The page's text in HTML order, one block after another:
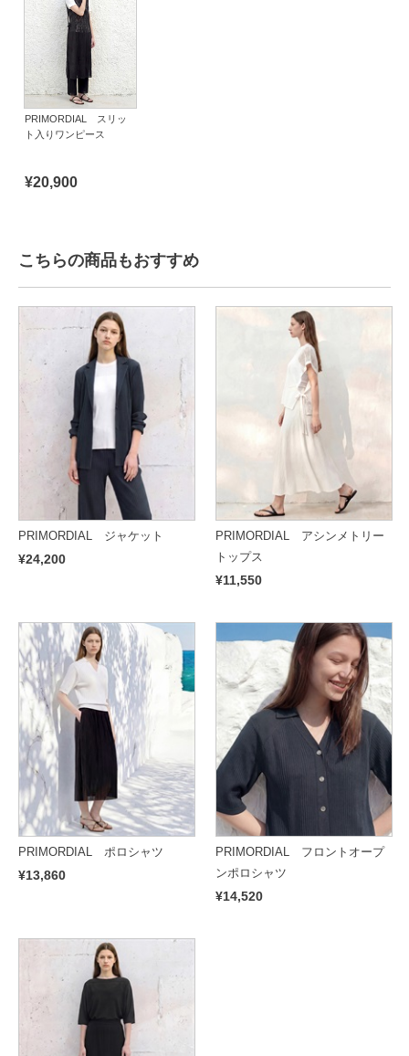
PRIMORDIAL スリッ
ト入りワンピース
¥20,900
こちらの商品もおすすめ
PRIMORDIAL ジャケット
¥24,200
PRIMORDIAL アシンメトリー
トップス
¥11,550
PRIMORDIAL ポロシャツ
¥13,860
PRIMORDIAL フロントオープ
ンポロシャツ
¥14,520